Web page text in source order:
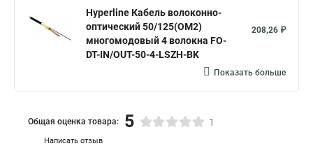
Hyperline Кабель волоконно-
оптический 50/125(OM2)
многомодовый 4 волокна FO-
DT-IN/OUT-50-4-LSZH-BK
208,26 ₽
Показать больше
Написать отзыв
Общая оценка товара: 5 1